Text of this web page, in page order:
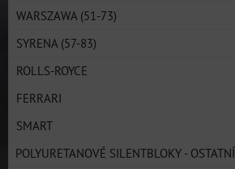
WARSZAWA (51-73)
SYRENA (57-83)
ROLLS-ROYCE
FERRARI
SMART
POLYURETANOVÉ SILENTBLOKY - OSTATNÍ